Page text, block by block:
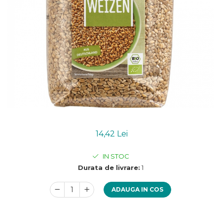
Mixuri bio si blaturi
Ciocolata, cacao si cafea
Cafea bio din cereale
Ciocolata bio
Condimente si supe bio
Condimente bio
Dulceata si creme bio
Compoturi bio
14,42 Lei
IN STOC
Durata de livrare: 1
ADAUGA IN COS